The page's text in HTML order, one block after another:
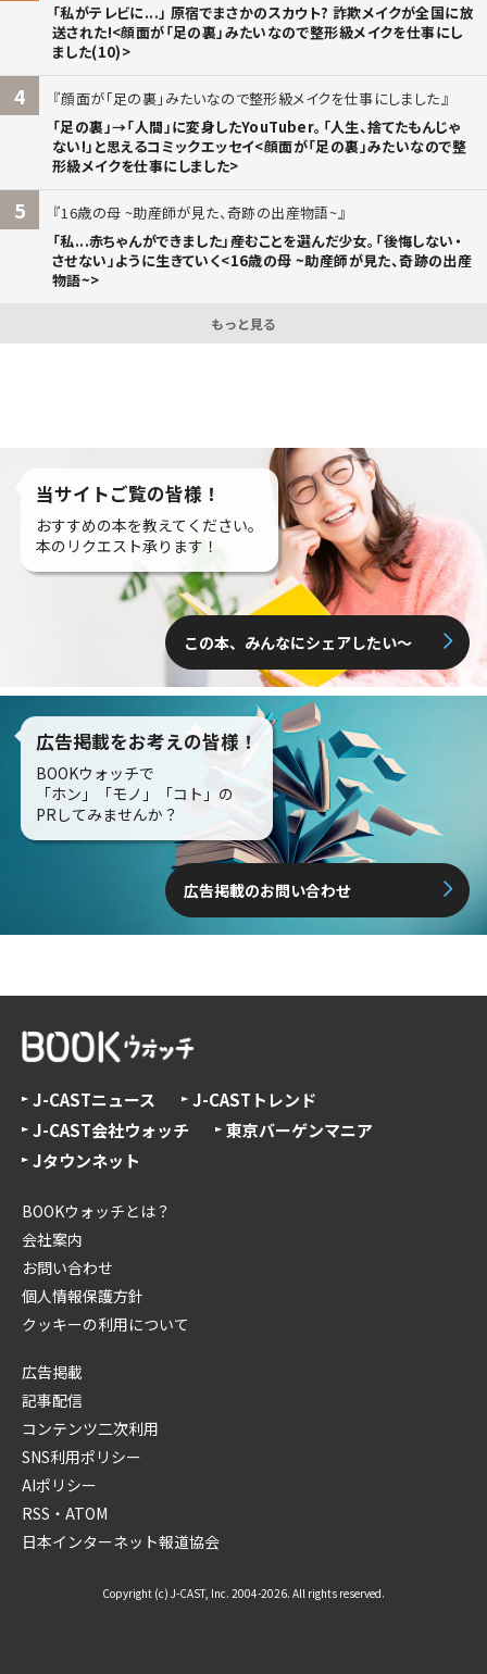
「私がテレビに...」 原宿でまさかのスカウト? 詐欺メイクが全国に放
送された!<顔面が「足の裏」みたいなので整形級メイクを仕事にし
ました(10)>
4
顔面が「足の裏」みたいなので整形級メイクを仕事にしました
「足の裏」→「人間」に変身したYouTuber。「人生、捨てたもんじゃ
ない!」と思えるコミックエッセイ<顔面が「足の裏」みたいなので整
形級メイクを仕事にしました>
5
16歳の母 ~助産師が見た、奇跡の出産物語~
「私...赤ちゃんができました」――産むことを選んだ少女。「後悔しない・
させない」ように生きていく<16歳の母 ~助産師が見た、奇跡の出産
物語~>
もっと見る
当サイトご覧の皆様！
おすすめの本を教えてください。
本のリクエスト承ります！
この本、みんなにシェアしたい〜
広告掲載をお考えの皆様！
BOOKウォッチで
「ホン」「モノ」「コト」の
PRしてみませんか？
広告掲載のお問い合わせ
J-CASTニュース
J-CASTトレンド
J-CAST会社ウォッチ
東京バーゲンマニア
Jタウンネット
BOOKウォッチとは？
会社案内
お問い合わせ
個人情報保護方針
クッキーの利用について
広告掲載
記事配信
コンテンツ二次利用
SNS利用ポリシー
AIポリシー
RSS・ATOM
日本インターネット報道協会
Copyright (c) J-CAST, Inc. 2004-2026. All rights reserved.